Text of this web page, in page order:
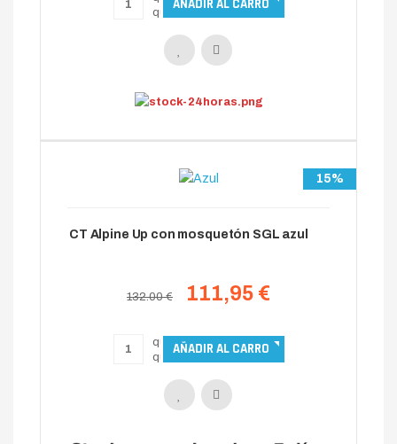
15%
CT Alpine Up con mosquetón SGL azul
132.00 € 111,95 €